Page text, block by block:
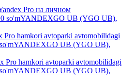
Pro на личном
so'mYANDEXGO UB (YGO UB),
Pro hamkori avtoparki avtomobilidagi
so'mYANDEXGO UB (YGO UB),
Pro hamkori avtoparki avtomobilidagi
so'mYANDEXGO UB (YGO UB),